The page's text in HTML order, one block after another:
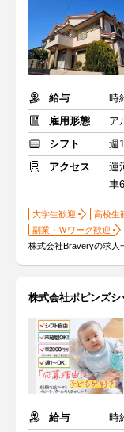
給与
雇用形態
ア
シフト
週
アクセス
運
車
大学生歓迎 高校生
副業・Ｗワーク歓迎
株式会社Braveryの求人
株式会社ポピンズ
給与
時